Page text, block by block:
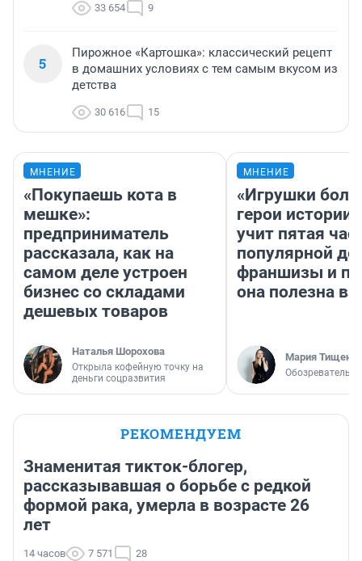
33 654 9
5
Пирожное «Картошка»: классический рецепт
в домашних условиях с тем самым вкусом из
детства
30 616 15
МНЕНИЕ
«Покупаешь кота в
мешке»:
предприниматель
рассказала, как на
самом деле устроен
бизнес со складами
дешевых товаров
Наталья Шорохова
Открыла кофейную точку на
деньги соцразвития
МНЕНИЕ
«Игрушки
герои
учит пятая
популярной
франшизы и
она полезна
Мария Тищенко
Обозреватель
РЕКОМЕНДУЕМ
Знаменитая тикток-блогер,
рассказывавшая о борьбе с редкой
формой рака, умерла в возрасте 26
лет
14 часов 7 571 28